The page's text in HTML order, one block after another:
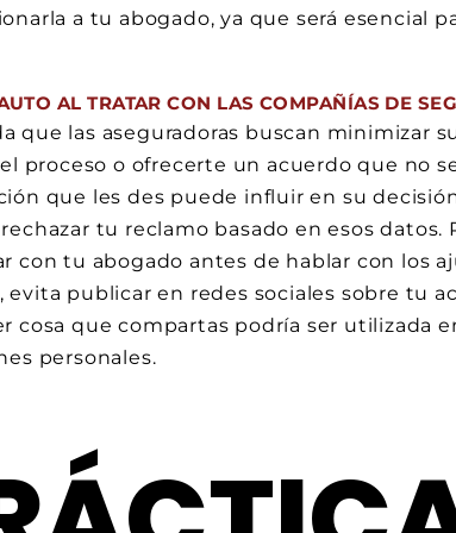
a tu abogado, ya que será esencial
AL TRATAR CON LAS COMPAÑÍAS DE
que las aseguradoras buscan minimizar
proceso o ofrecerte un acuerdo que no
que les des puede influir en su
tu reclamo basado en esos datos.
con tu abogado antes de hablar con los
evita publicar en redes sociales sobre tu
cosa que compartas podría ser utilizada
personales.